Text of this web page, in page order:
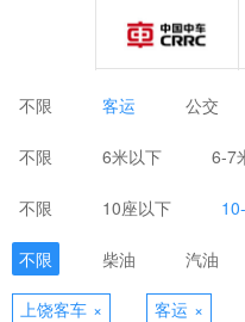
不限 客运 公交
不限 6米以下 6-7
不限 10座以下
不限 柴油 汽油
上饶客车 × 客运 ×